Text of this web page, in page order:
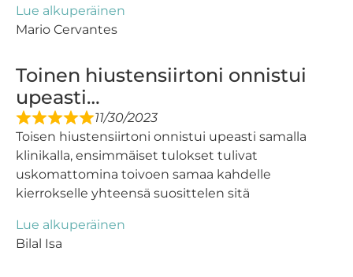
Lue alkuperäinen
Mario Cervantes
Toinen hiustensiirtoni onnistui
upeasti…
11/30/2023
Toisen hiustensiirtoni onnistui upeasti samalla
klinikalla, ensimmäiset tulokset tulivat
uskomattomina toivoen samaa kahdelle
kierrokselle yhteensä suosittelen sitä
Lue alkuperäinen
Bilal Isa